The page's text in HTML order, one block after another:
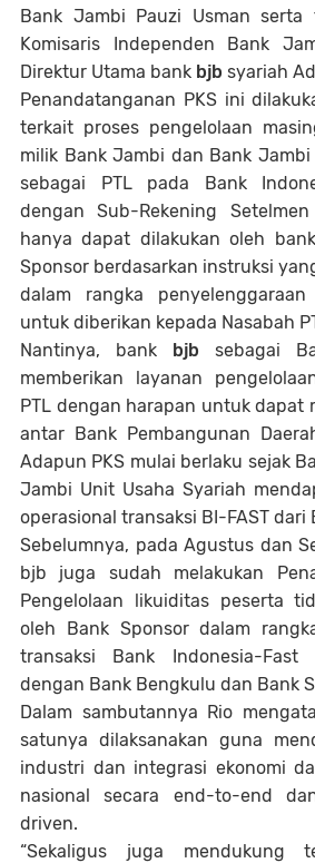
Bank Jambi Pauzi Usman
Komisaris Independen Bank
Direktur Utama bank bjb syariah
Penandatanganan PKS ini
terkait proses pengelolaan
milik Bank Jambi dan Bank Jambi
sebagai PTL pada Bank
dengan Sub-Rekening
hanya dapat dilakukan oleh
Sponsor berdasarkan instruksi
dalam rangka penyelenggaraan
untuk diberikan kepada Nasabah
Nantinya, bank bjb sebagai
memberikan layanan
PTL dengan harapan untuk dapat
antar Bank Pembangunan
Adapun PKS mulai berlaku sejak
Jambi Unit Usaha Syariah
operasional transaksi BI-FAST dari
Sebelumnya, pada Agustus dan
bjb juga sudah melakukan
Pengelolaan likuiditas peserta
oleh Bank Sponsor dalam
transaksi Bank Indonesia-Fast
dengan Bank Bengkulu dan Bank
Dalam sambutannya Rio
satunya dilaksanakan guna
industri dan integrasi ekonomi
nasional secara end-to-end
driven.
“Sekaligus juga mendukung